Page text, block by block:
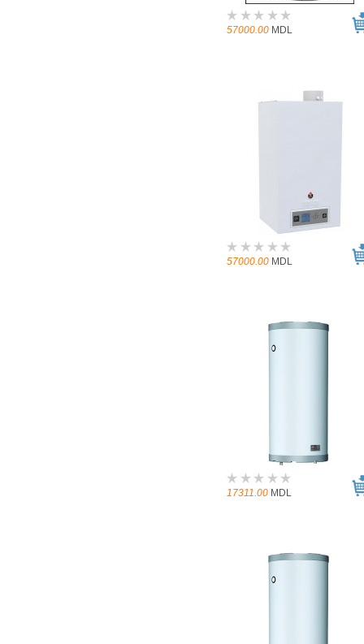
57000.00 MDL
57000.00 MDL
17311.00 MDL